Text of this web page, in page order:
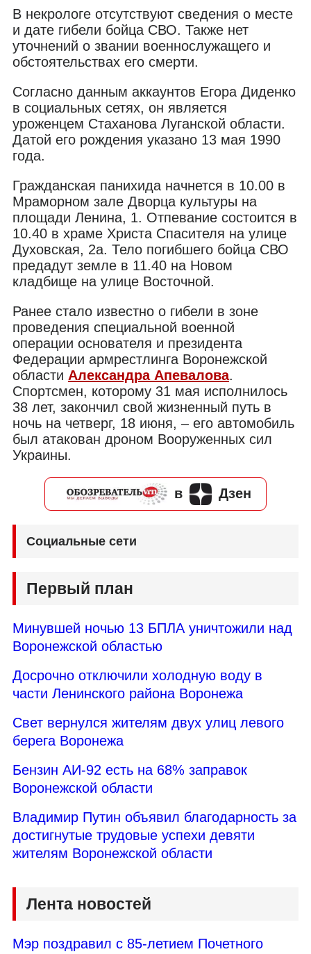
В некрологе отсутствуют сведения о месте
и дате гибели бойца СВО. Также нет
уточнений о звании военнослужащего и
обстоятельствах его смерти.
Согласно данным аккаунтов Егора Диденко
в социальных сетях, он является
уроженцем Стаханова Луганской области.
Датой его рождения указано 13 мая 1990
года.
Гражданская панихида начнется в 10.00 в
Мраморном зале Дворца культуры на
площади Ленина, 1. Отпевание состоится в
10.40 в храме Христа Спасителя на улице
Духовская, 2а. Тело погибшего бойца СВО
предадут земле в 11.40 на Новом
кладбище на улице Восточной.
Ранее стало известно о гибели в зоне
проведения специальной военной
операции основателя и президента
Федерации армрестлинга Воронежской
области Александра Апевалова.
Спортсмен, которому 31 мая исполнилось
38 лет, закончил свой жизненный путь в
ночь на четверг, 18 июня, – его автомобиль
был атакован дроном Вооруженных сил
Украины.
в Дзен
Социальные сети
Первый план
Минувшей ночью 13 БПЛА уничтожили над
Воронежской областью
Досрочно отключили холодную воду в
части Ленинского района Воронежа
Свет вернулся жителям двух улиц левого
берега Воронежа
Бензин АИ-92 есть на 68% заправок
Воронежской области
Владимир Путин объявил благодарность за
достигнутые трудовые успехи девяти
жителям Воронежской области
Лента новостей
Мэр поздравил с 85-летием Почетного